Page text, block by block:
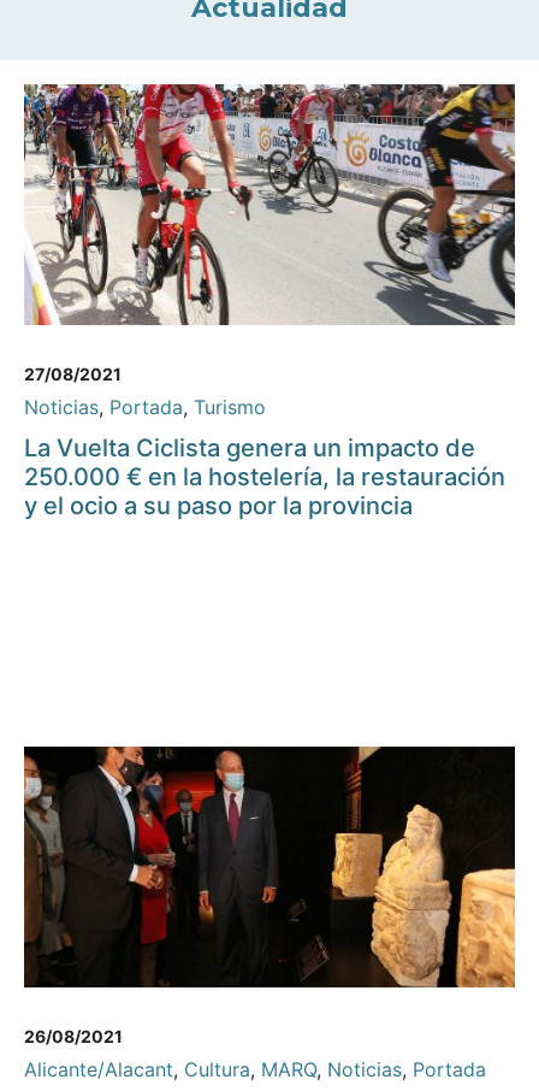
Actualidad
27/08/2021
Noticias, Portada, Turismo
La Vuelta Ciclista genera un impacto de
250.000 € en la hostelería, la restauración
y el ocio a su paso por la provincia
26/08/2021
Alicante/Alacant, Cultura, MARQ, Noticias, Portada